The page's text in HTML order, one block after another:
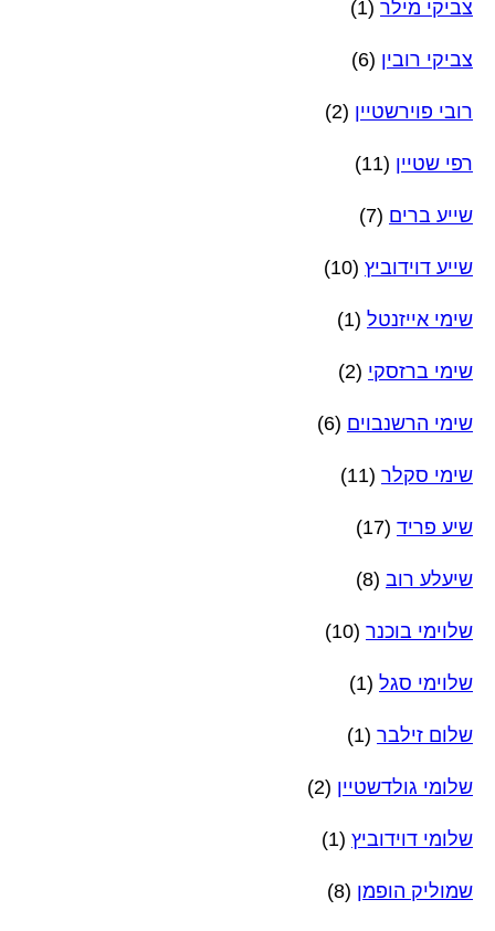
צביקי מילר (1)
צביקי רובין (6)
רובי פוירשטיין (2)
רפי שטיין (11)
שייע ברים (7)
שייע דוידוביץ (10)
שימי אייזנטל (1)
שימי ברזסקי (2)
שימי הרשנבוים (6)
שימי סקלר (11)
שיע פריד (17)
שיעלע רוב (8)
שלוימי בוכנר (10)
שלוימי סגל (1)
שלום זילבר (1)
שלומי גולדשטיין (2)
שלומי דוידוביץ (1)
שמוליק הופמן (8)